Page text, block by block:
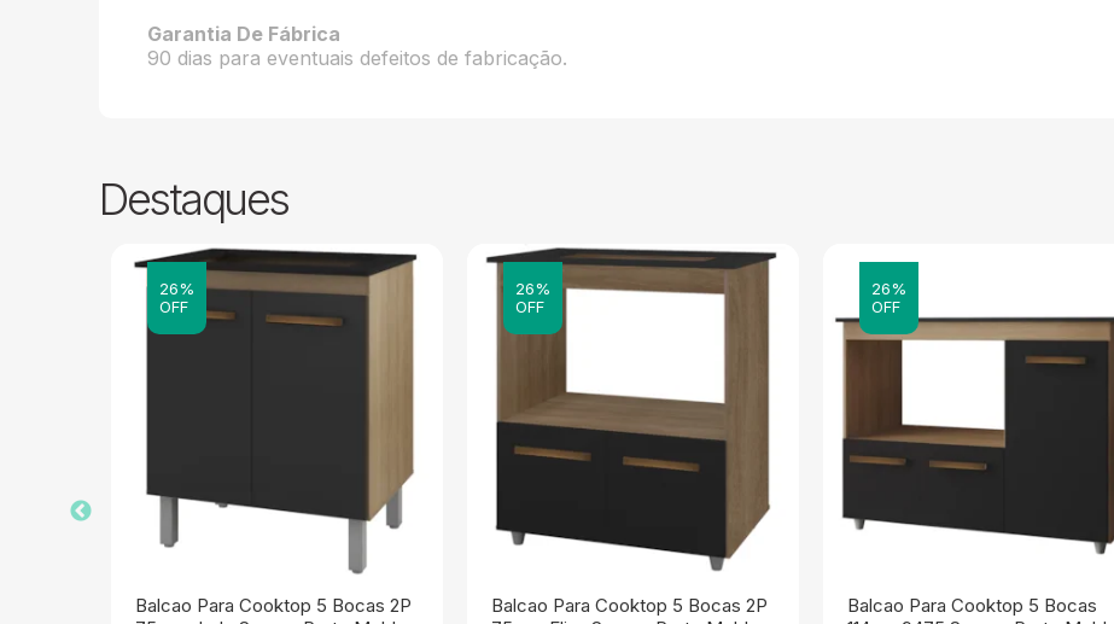
Garantia De Fábrica
90 dias para eventuais defeitos de fabricação.
Destaques
26%
OFF
Balcao Para Cooktop 5 Bocas 2P
26%
OFF
Balcao Para Cooktop 5 Bocas 2P
26%
OFF
Balcao Para Cooktop 5 Bocas